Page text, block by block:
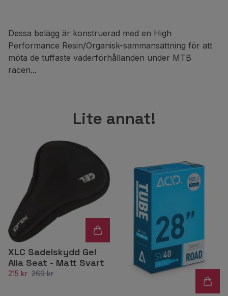
Dessa belägg är konstruerad med en High
Performance Resin/Organisk-sammansättning för att
möta de tuffaste väderförhållanden under MTB
racen...
Lite annat!
XLC Sadelskydd Gel
Alla Seat - Matt Svart
215 kr 269 kr